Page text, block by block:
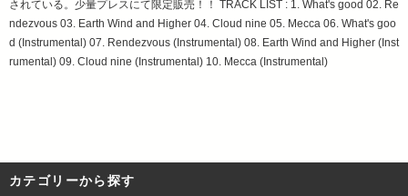
されている。少量プレスにて限定販売！！ TRACK LIST : 1. What's good 02. Re
ndezvous 03. Earth Wind and Higher 04. Cloud nine 05. Mecca 06. What's goo
d (Instrumental) 07. Rendezvous (Instrumental) 08. Earth Wind and Higher (Inst
rumental) 09. Cloud nine (Instrumental) 10. Mecca (Instrumental)
カテゴリーから探す